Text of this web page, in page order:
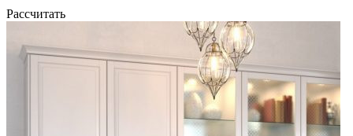
Рассчитать